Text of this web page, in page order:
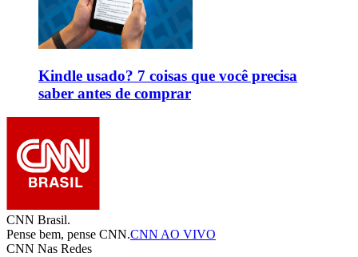
Kindle usado? 7 coisas que você precisa
saber antes de comprar
CNN Brasil.
Pense bem, pense CNN.CNN AO VIVO
CNN Nas Redes